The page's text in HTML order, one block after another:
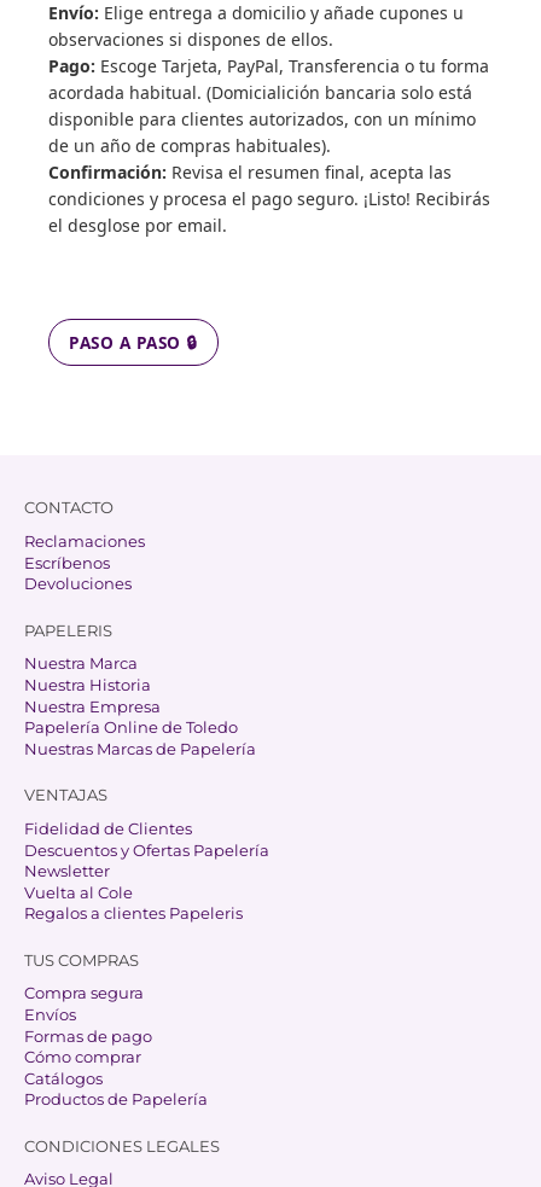
Envío: Elige entrega a domicilio y añade cupones u
observaciones si dispones de ellos.
Pago: Escoge Tarjeta, PayPal, Transferencia o tu forma
acordada habitual. (Domicialición bancaria solo está
disponible para clientes autorizados, con un mínimo
de un año de compras habituales).
Confirmación: Revisa el resumen final, acepta las
condiciones y procesa el pago seguro. ¡Listo! Recibirás
el desglose por email.
PASO A PASO 🔒
CONDICIONES LEGALES
Aviso Legal
TUS COMPRAS
Compra segura
Envíos
Formas de pago
Cómo comprar
Catálogos
Productos de Papelería
VENTAJAS
Fidelidad de Clientes
Descuentos y Ofertas Papelería
Newsletter
Vuelta al Cole
Regalos a clientes Papeleris
PAPELERIS
Nuestra Marca
Nuestra Historia
Nuestra Empresa
Papelería Online de Toledo
Nuestras Marcas de Papelería
CONTACTO
Reclamaciones
Escríbenos
Devoluciones